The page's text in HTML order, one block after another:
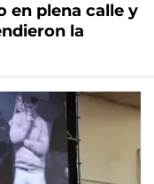
en plena calle y
la